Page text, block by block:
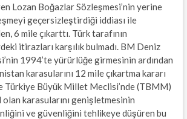
Lozan Boğazlar Sözleşmesi’nin yerine
geçersizleştirdiği iddiası ile
6 mile çıkarttı. Türk tarafının
itirazları karşılık bulmadı. BM Deniz
1994’te yürürlüğe girmesinin ardından
karasularını 12 mile çıkartma kararı
Türkiye Büyük Millet Meclisi’nde (TBMM)
olan karasularını genişletmesinin
ve güvenliğini tehlikeye düşüren bu